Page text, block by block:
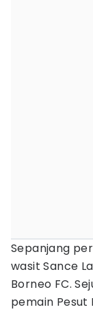
Sepanjang
wasit Sance
Borneo FC.
pemain